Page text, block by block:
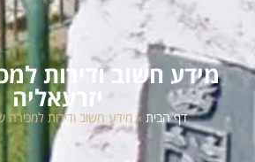
מידע חשוב ודירות
יזרעאליה
דף הבית »מידע חשוב ודירות למכירה